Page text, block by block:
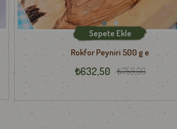
Rokfor Peyniri 500 g e
₺632,50 ₺759,00
Sepete Ekle